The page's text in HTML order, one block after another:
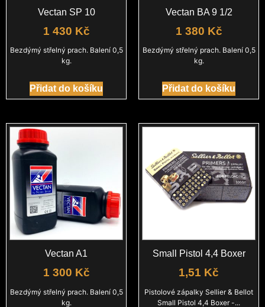
Vectan SP 10
1 430 Kč
Bezdýmý střelný prach. Balení 0,5
kg.
Přidat do košíku
Vectan BA 9 1/2
1 380 Kč
Bezdýmý střelný prach. Balení 0,5
kg.
Přidat do košíku
Vectan A1
1 300 Kč
Bezdýmý střelný prach. Balení 0,5
kg.
Small Pistol 4,4 Boxer
1,51 Kč
Pistolové zápalky Sellier & Bellot
Small Pistol 4,4 Boxer -...